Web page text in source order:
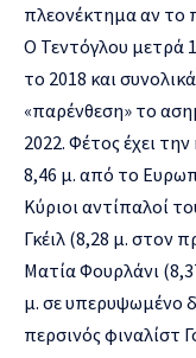
πλεονέκτημα αν το
Ο Τεντόγλου μετρά
το 2018 και
«παρένθεση» το
2022. Φέτος έχει
8,46 μ. από το
Κύριοι αντίπαλοί
Γκέιλ (8,28 μ. στον
Ματία Φουρλάνι
μ. σε υπερυψωμένο
περσινός φιναλίστ